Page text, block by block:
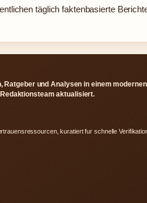
täglich faktenbasierte
und Analysen in einem modernen
aktualisiert.
kuratiert fur schnelle